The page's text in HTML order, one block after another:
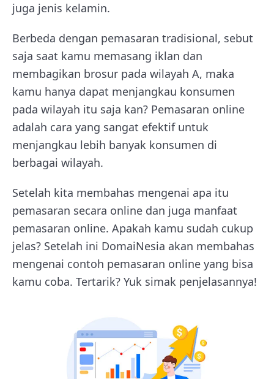
juga jenis kelamin.
Berbeda dengan pemasaran tradisional, sebut
saja saat kamu memasang iklan dan
membagikan brosur pada wilayah A, maka
kamu hanya dapat menjangkau konsumen
pada wilayah itu saja kan? Pemasaran online
adalah cara yang sangat efektif untuk
menjangkau lebih banyak konsumen di
berbagai wilayah.
Setelah kita membahas mengenai apa itu
pemasaran secara online dan juga manfaat
pemasaran online. Apakah kamu sudah cukup
jelas? Setelah ini DomaiNesia akan membahas
mengenai contoh pemasaran online yang bisa
kamu coba. Tertarik? Yuk simak penjelasannya!